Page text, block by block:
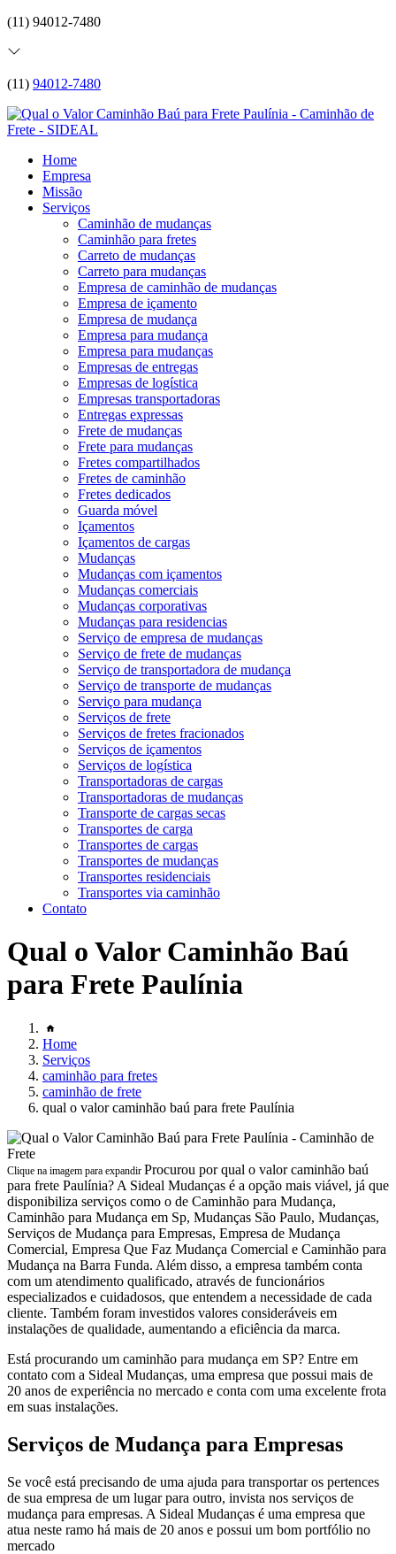
(11) 94012-7480
(11) 94012-7480
Home
Empresa
Missão
Serviços
Caminhão de mudanças
Caminhão para fretes
Carreto de mudanças
Carreto para mudanças
Empresa de caminhão de mudanças
Empresa de içamento
Empresa de mudança
Empresa para mudança
Empresa para mudanças
Empresas de entregas
Empresas de logística
Empresas transportadoras
Entregas expressas
Frete de mudanças
Frete para mudanças
Fretes compartilhados
Fretes de caminhão
Fretes dedicados
Guarda móvel
Içamentos
Içamentos de cargas
Mudanças
Mudanças com içamentos
Mudanças comerciais
Mudanças corporativas
Mudanças para residencias
Serviço de empresa de mudanças
Serviço de frete de mudanças
Serviço de transportadora de mudança
Serviço de transporte de mudanças
Serviço para mudança
Serviços de frete
Serviços de fretes fracionados
Serviços de içamentos
Serviços de logística
Transportadoras de cargas
Transportadoras de mudanças
Transporte de cargas secas
Transportes de carga
Transportes de cargas
Transportes de mudanças
Transportes residenciais
Transportes via caminhão
Contato
Qual o Valor Caminhão Baú
para Frete Paulínia
Home
Serviços
caminhão para fretes
caminhão de frete
qual o valor caminhão baú para frete Paulínia
Clique na imagem para expandir Procurou por qual o valor caminhão baú
para frete Paulínia? A Sideal Mudanças é a opção mais viável, já que
disponibiliza serviços como o de Caminhão para Mudança,
Caminhão para Mudança em Sp, Mudanças São Paulo, Mudanças,
Serviços de Mudança para Empresas, Empresa de Mudança
Comercial, Empresa Que Faz Mudança Comercial e Caminhão para
Mudança na Barra Funda. Além disso, a empresa também conta
com um atendimento qualificado, através de funcionários
especializados e cuidadosos, que entendem a necessidade de cada
cliente. Também foram investidos valores consideráveis em
instalações de qualidade, aumentando a eficiência da marca.
Está procurando um caminhão para mudança em SP? Entre em
contato com a Sideal Mudanças, uma empresa que possui mais de
20 anos de experiência no mercado e conta com uma excelente frota
em suas instalações.
Serviços de Mudança para Empresas
Se você está precisando de uma ajuda para transportar os pertences
de sua empresa de um lugar para outro, invista nos serviços de
mudança para empresas. A Sideal Mudanças é uma empresa que
atua neste ramo há mais de 20 anos e possui um bom portfólio no
mercado